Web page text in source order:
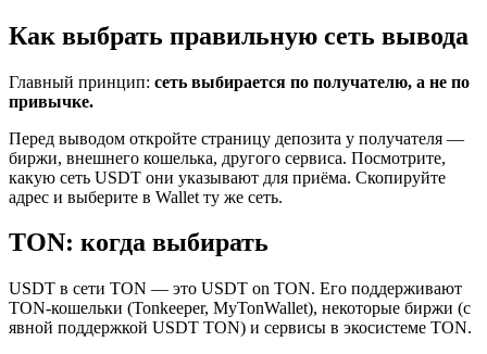
Как выбрать правильную сеть вывода
Главный принцип: сеть выбирается по получателю, а не по
привычке.
Перед выводом откройте страницу депозита у получателя —
биржи, внешнего кошелька, другого сервиса. Посмотрите,
какую сеть USDT они указывают для приёма. Скопируйте
адрес и выберите в Wallet ту же сеть.
TON: когда выбирать
USDT в сети TON — это USDT on TON. Его поддерживают
TON-кошельки (Tonkeeper, MyTonWallet), некоторые биржи (с
явной поддержкой USDT TON) и сервисы в экосистеме TON.